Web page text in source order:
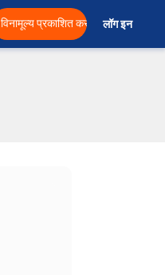
विनामूल्य प्रकाशित करा लॉग इन